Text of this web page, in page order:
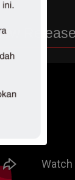
Release